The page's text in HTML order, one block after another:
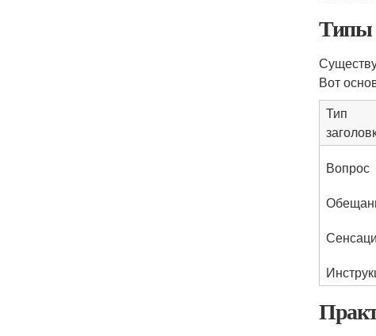
Типы
Вот
Тип
Вопрос